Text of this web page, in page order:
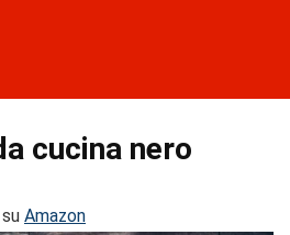
cucina nero
Amazon